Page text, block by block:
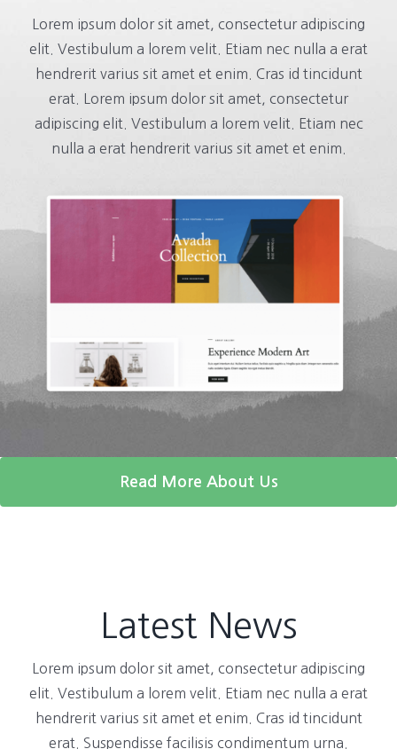
Lorem ipsum dolor sit amet, consectetur adipiscing
elit. Vestibulum a lorem velit. Etiam nec nulla a erat
hendrerit varius sit amet et enim. Cras id tincidunt
erat. Lorem ipsum dolor sit amet, consectetur
adipiscing elit. Vestibulum a lorem velit. Etiam nec
nulla a erat hendrerit varius sit amet et enim.
Read More About Us
Latest News
Lorem ipsum dolor sit amet, consectetur adipiscing
elit. Vestibulum a lorem velit. Etiam nec nulla a erat
hendrerit varius sit amet et enim. Cras id tincidunt
erat. Suspendisse facilisis condimentum urna.